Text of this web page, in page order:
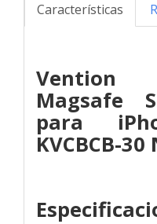
Características
Magsafe
para
KVCBCB-